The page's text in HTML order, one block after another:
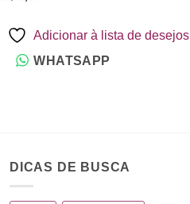
Adicionar à lista de desejos
WHATSAPP
DICAS DE BUSCA